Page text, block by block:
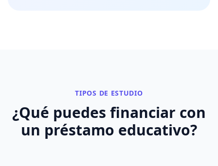
TIPOS DE ESTUDIO
¿Qué puedes financiar con
un préstamo educativo?